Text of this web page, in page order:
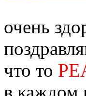
очень
что то
в каждом